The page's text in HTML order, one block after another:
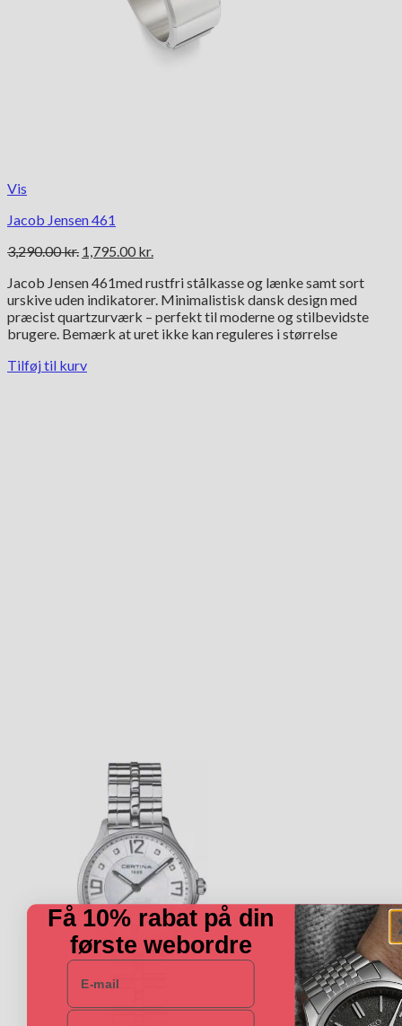
Vis
Jacob Jensen 461
3,290.00kr. Den
pris
var:
3,290.00 kr..
1,795.00 kr.
pris
er:
1,795.00 kr..
Jacob Jensen 461med rustfri stålkasse og lænke samt sort
urskive uden indikatorer. Minimalistisk dansk design med
præcist quartzurværk – perfekt til moderne og stilbevidste
brugere. Bemærk at uret ikke kan reguleres i størrelse
Tilføj til kurv
Få 10% rabat på din
første webordre
E-mail
Navn